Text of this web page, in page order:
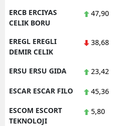
ERCB ERCIYAS
CELIK BORU
47,90
EREGL EREGLI
DEMIR CELIK
38,68
ERSU ERSU GIDA 23,42
ESCAR ESCAR FILO 45,36
ESCOM ESCORT
TEKNOLOJI
5,80